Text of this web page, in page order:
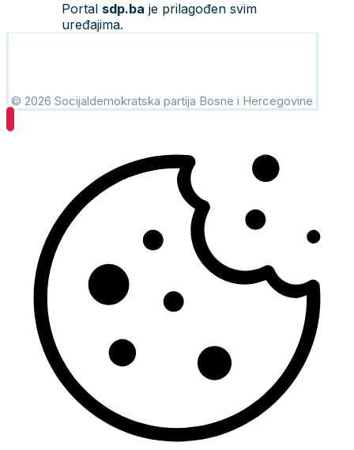
Portal sdp.ba je prilagođen svim
uređajima.
© 2026 Socijaldemokratska partija Bosne i Hercegovine